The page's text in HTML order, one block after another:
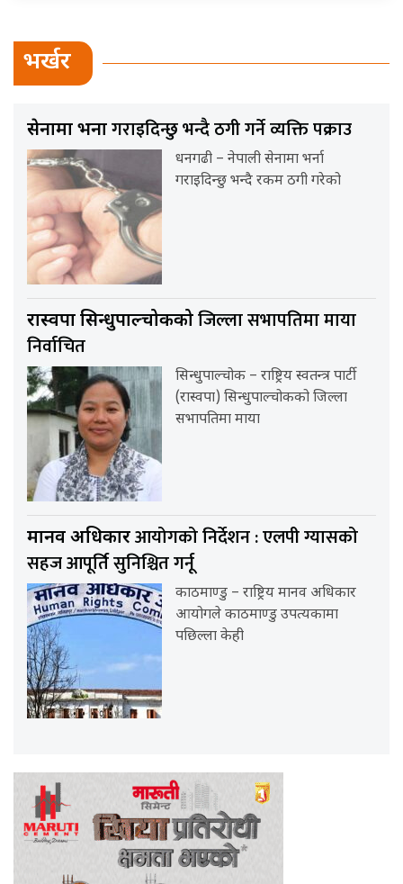
भर्खर
सेनामा भर्नागराइदिन्छु भन्दै ठगी गर्ने व्यक्ति पक्राउ
धनगढी – नेपाली सेनामा भर्ना
गराइदिन्छु भन्दै रकम ठगी गरेको
रास्वपा सिन्धुपाल्चोककोजिल्ला सभापतिमा माया
निर्वाचित
सिन्धुपाल्चोक – राष्ट्रिय स्वतन्त्र पार्टी
(रास्वपा) सिन्धुपाल्चोकको जिल्ला
सभापतिमा माया
मानव अधिकारआयोगको निर्देशन : एलपी ग्यासको
सहज आपूर्ति सुनिश्चित गर्नू
काठमाण्डु – राष्ट्रिय मानव अधिकार
आयोगले काठमाण्डु उपत्यकामा
पछिल्ला केही